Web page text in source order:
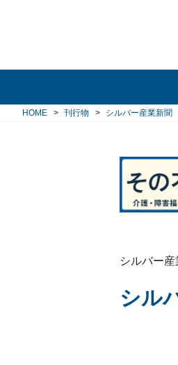
HOME 刊行物 シルバー産業新聞
シルバー産
シル